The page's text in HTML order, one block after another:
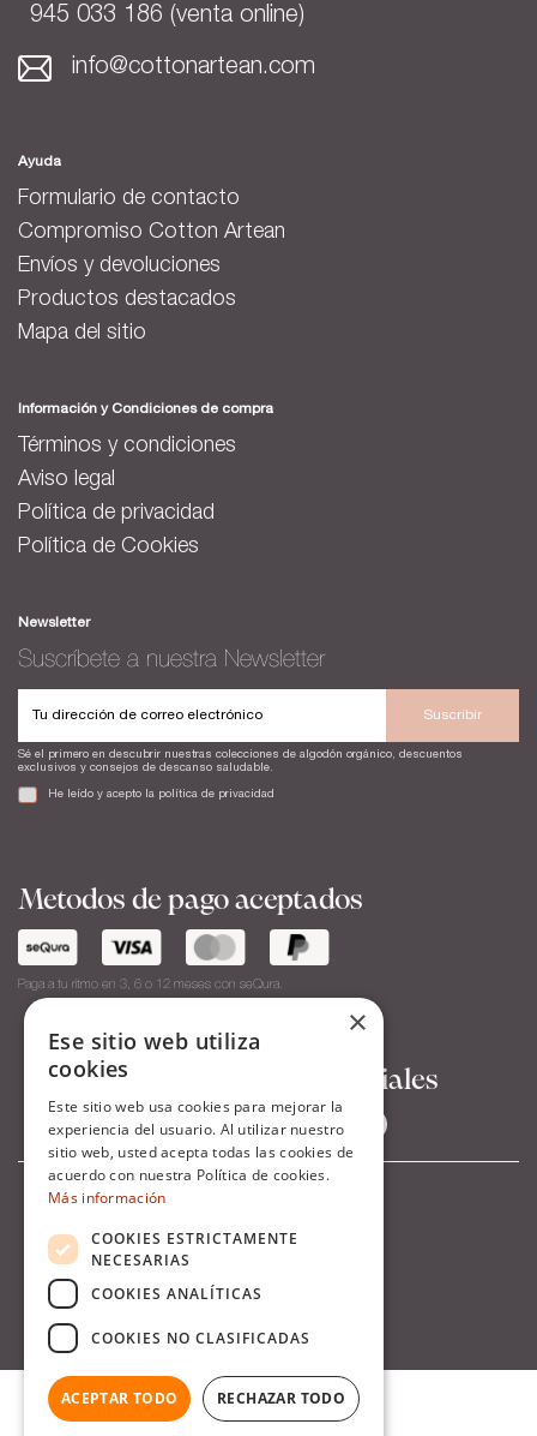
945 033 186 (venta online)
info@cottonartean.com
Ayuda
Formulario de contacto
Compromiso Cotton Artean
Envíos y devoluciones
Productos destacados
Mapa del sitio
Información y Condiciones de compra
Términos y condiciones
Aviso legal
Política de privacidad
Política de Cookies
Newsletter
Suscríbete a nuestra Newsletter
Suscribir
Sé el primero en descubrir nuestras colecciones de algodón orgánico, descuentos
exclusivos y consejos de descanso saludable.
He leído y acepto la política de privacidad
Metodos de pago aceptados
Paga a tu ritmo en 3, 6 o 12 meses con seQura.
Síguenos en Redes Sociales
×
Ese sitio web utiliza
cookies
Este sitio web usa cookies para mejorar la
experiencia del usuario. Al utilizar nuestro
sitio web, usted acepta todas las cookies de
acuerdo con nuestra Política de cookies.
Más información
COOKIES ESTRICTAMENTE
NECESARIAS
COOKIES ANALÍTICAS
COOKIES NO CLASIFICADAS
ACEPTAR TODO RECHAZAR TODO